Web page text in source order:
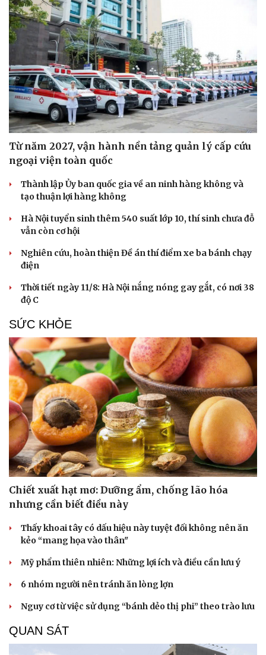
Cải chính
Từ năm 2027, vận hành nền tảng quản lý cấp cứu
ngoại viện toàn quốc
Thành lập Ủy ban quốc gia về an ninh hàng không và
tạo thuận lợi hàng không
Hà Nội tuyển sinh thêm 540 suất lớp 10, thí sinh chưa đỗ
vẫn còn cơ hội
Nghiên cứu, hoàn thiện Đề án thí điểm xe ba bánh chạy
điện
Thời tiết ngày 11/8: Hà Nội nắng nóng gay gắt, có nơi 38
độ C
SỨC KHỎE
Chiết xuất hạt mơ: Dưỡng ẩm, chống lão hóa
nhưng cần biết điều này
Thấy khoai tây có dấu hiệu này tuyệt đối không nên ăn
kẻo “mang họa vào thân"
Mỹ phẩm thiên nhiên: Những lợi ích và điều cần lưu ý
6 nhóm người nên tránh ăn lòng lợn
Nguy cơ từ việc sử dụng “bánh dẻo thị phi” theo trào lưu
QUAN SÁT